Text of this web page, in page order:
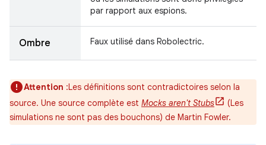
par rapport aux espions.
Ombre Faux utilisé dans Robolectric.
Attention :Les définitions sont contradictoires selon la
source. Une source complète est Mocks aren't Stubs
(Les
simulations ne sont pas des bouchons) de Martin Fowler.